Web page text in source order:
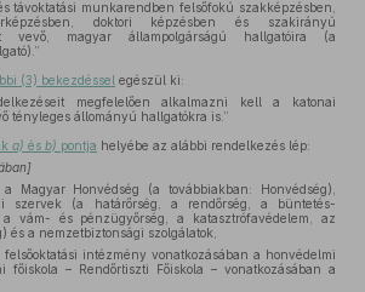
távoktatási munkarendben felsőfokú szakképzésben,
doktori képzésben és szakirányú
vevő, magyar állampolgárságú hallgatóira (a
(3) bekezdéssel egészül ki:
megfelelően alkalmazni kell a katonai
tényleges állományú hallgatókra is.”
a) és b) pontja helyébe az alábbi rendelkezés lép:
a Magyar Honvédség (a továbbiakban: Honvédség),
szervek (a határőrség, a rendőrség, a büntetés-
vám- és pénzügyőrség, a katasztrófavédelem, az
és a nemzetbiztonsági szolgálatok,
intézmény vonatkozásában a honvédelmi
főiskola – Rendőrtiszti Főiskola – vonatkozásában a